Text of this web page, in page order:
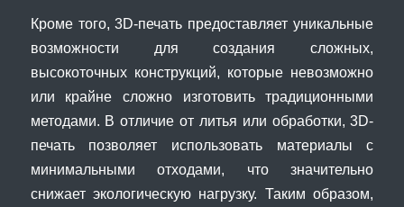
Кроме того, 3D-печать предоставляет уникальные
возможности для создания сложных,
высокоточных конструкций, которые невозможно
или крайне сложно изготовить традиционными
методами. В отличие от литья или обработки, 3D-
печать позволяет использовать материалы с
минимальными отходами, что значительно
снижает экологическую нагрузку. Таким образом,